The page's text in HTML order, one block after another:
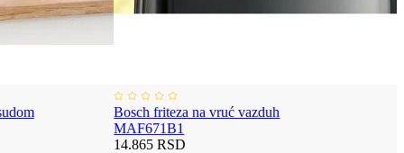
Bosch friteza na vruć vazduh
MAF671B1
14.865 RSD